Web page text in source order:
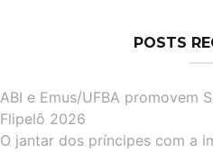
POSTS
ABI e Emus/UFBA promovem
Flipelô 2026
O jantar dos príncipes com a